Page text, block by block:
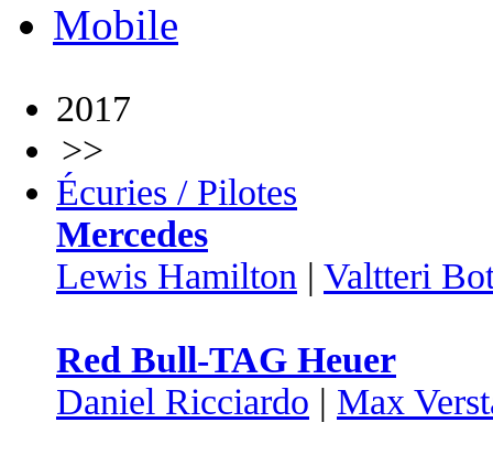
Mobile
2017
>>
Écuries / Pilotes
Mercedes
Lewis Hamilton | Valtteri
Red Bull-TAG Heuer
Daniel Ricciardo | Max